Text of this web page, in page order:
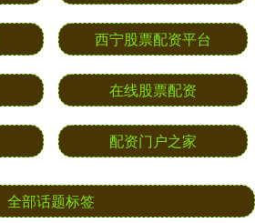
西宁股票配资平台
在线股票配资
配资门户之家
全部话题标签